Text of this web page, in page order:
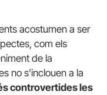
acostumen a ser
com els
de la
no s’inclouen a la
controvertides les